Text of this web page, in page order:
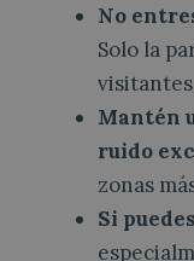
No
Solo la
Mantén
ruido
zonas
Si